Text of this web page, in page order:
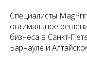
Специалисты
оптимальное
бизнеса в Санкт-
Барнауле и